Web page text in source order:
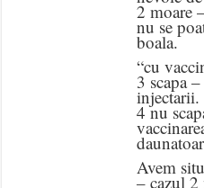
2 moare
nu se
boala.
“cu
3 scapa
injectarii.
4 nu
Avem
– cazul 2